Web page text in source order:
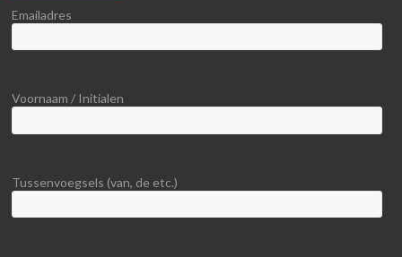
Emailadres
Voornaam / Initialen
Tussenvoegsels (van, de etc.)